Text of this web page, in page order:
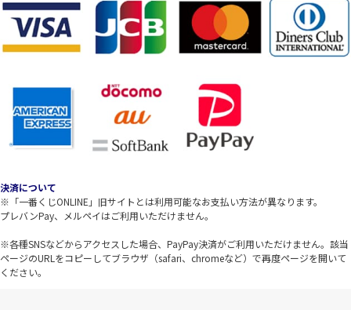
決済について
※「一番くじONLINE」旧サイトとは利用可能なお支払い方法が異なります。
プレバンPay、メルペイはご利用いただけません。
※各種SNSなどからアクセスした場合、PayPay決済がご利用いただけません。該当
ページのURLをコピーしてブラウザ（safari、chromeなど）で再度ページを開いて
ください。